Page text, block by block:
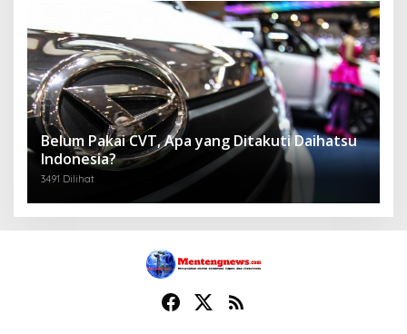
Belum Pakai CVT, Apa yang Ditakuti Daihatsu
Indonesia?
3491 Dilihat